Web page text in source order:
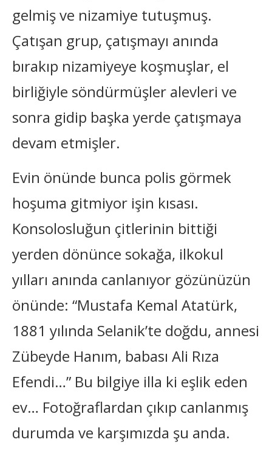
gelmiş ve nizamiye tutuşmuş.
Çatışan grup, çatışmayı anında
bırakıp nizamiyeye koşmuşlar, el
birliğiyle söndürmüşler alevleri ve
sonra gidip başka yerde çatışmaya
devam etmişler.
Evin önünde bunca polis görmek
hoşuma gitmiyor işin kısası.
Konsolosluğun çitlerinin bittiği
yerden dönünce sokağa, ilkokul
yılları anında canlanıyor gözünüzün
önünde: “Mustafa Kemal Atatürk,
1881 yılında Selanik’te doğdu, annesi
Zübeyde Hanım, babası Ali Rıza
Efendi…” Bu bilgiye illa ki eşlik eden
ev… Fotoğraflardan çıkıp canlanmış
durumda ve karşımızda şu anda.